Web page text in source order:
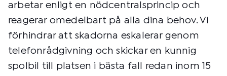
arbetar enligt en nödcentralsprincip och
reagerar omedelbart på alla dina behov. Vi
förhindrar att skadorna eskalerar genom
telefonrådgivning och skickar en kunnig
spolbil till platsen i bästa fall redan inom 15